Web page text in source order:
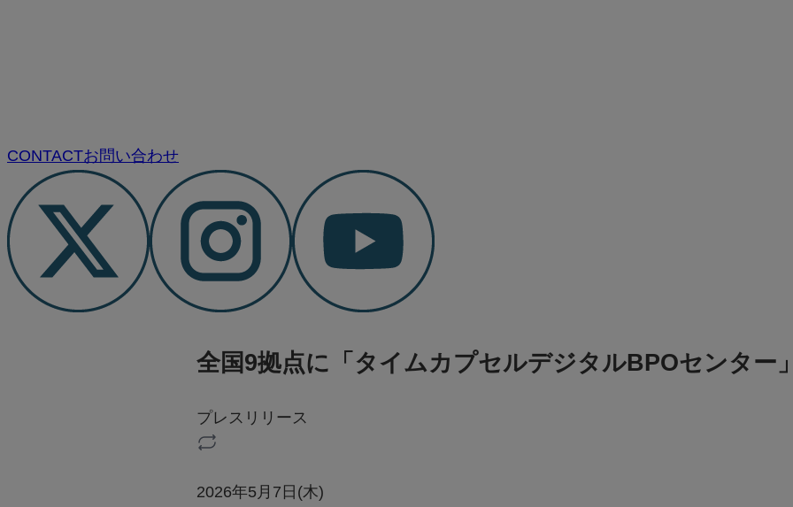
CONTACTお問い合わせ
全国9拠点に「タイムカプセルデジタルBPOセンター
プレスリリース
2026年5月7日(木)